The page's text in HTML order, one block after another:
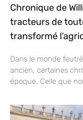
Chronique de
tracteurs de
transformé
Dans le monde
ancien, certaines
époque. Celle que